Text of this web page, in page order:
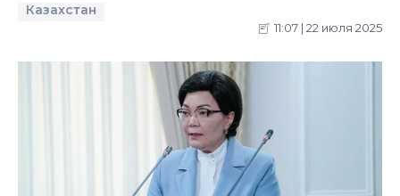
Казахстан
11:07 | 22 июля 2025